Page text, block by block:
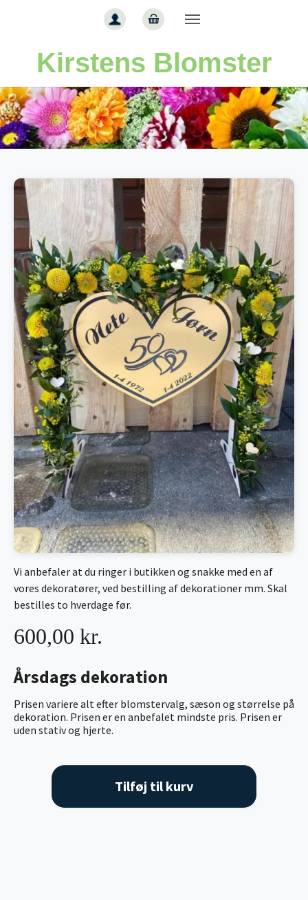
Kirstens Blomster
Årsdags dekoration
Prisen variere alt efter blomstervalg, sæson og størrelse på
dekoration. Prisen er en anbefalet mindste pris. Prisen er
uden stativ og hjerte.
Vi anbefaler at du ringer i butikken og snakke med en af
vores dekoratører, ved bestilling af dekorationer mm. Skal
bestilles to hverdage før.
600,00 kr.
Tilføj til kurv